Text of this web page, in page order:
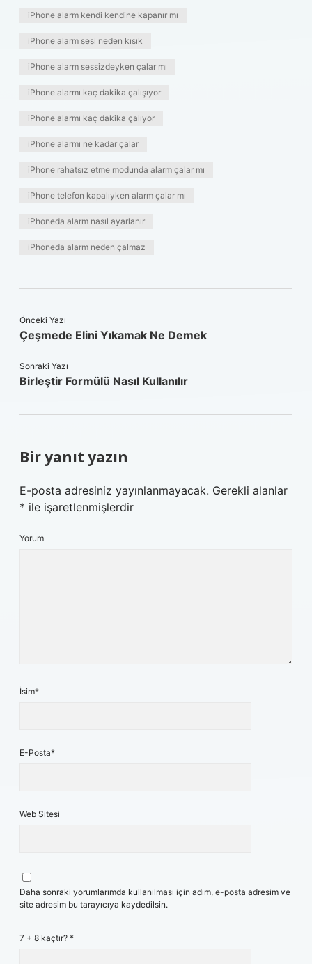
iPhone alarm kendi kendine kapanır mı
iPhone alarm sesi neden kısık
iPhone alarm sessizdeyken çalar mı
iPhone alarmı kaç dakika çalışıyor
iPhone alarmı kaç dakika çalıyor
iPhone alarmı ne kadar çalar
iPhone rahatsız etme modunda alarm çalar mı
iPhone telefon kapalıyken alarm çalar mı
iPhoneda alarm nasıl ayarlanır
iPhoneda alarm neden çalmaz
Önceki Yazı
Çeşmede Elini Yıkamak Ne Demek
Sonraki Yazı
Birleştir Formülü Nasıl Kullanılır
Bir yanıt yazın
E-posta adresiniz yayınlanmayacak. Gerekli alanlar
* ile işaretlenmişlerdir
Yorum
İsim*
E-Posta*
Web Sitesi
Daha sonraki yorumlarımda kullanılması için adım, e-posta adresim ve
site adresim bu tarayıcıya kaydedilsin.
7 + 8 kaçtır? *